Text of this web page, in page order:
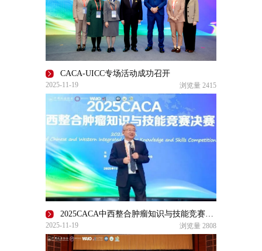
CACA-UICC专场活动成功召开
2025-11-19 浏览量 2415
2025CACA中西整合肿瘤知识与技能竞赛决赛昆明收官
2025-11-19 浏览量 2808